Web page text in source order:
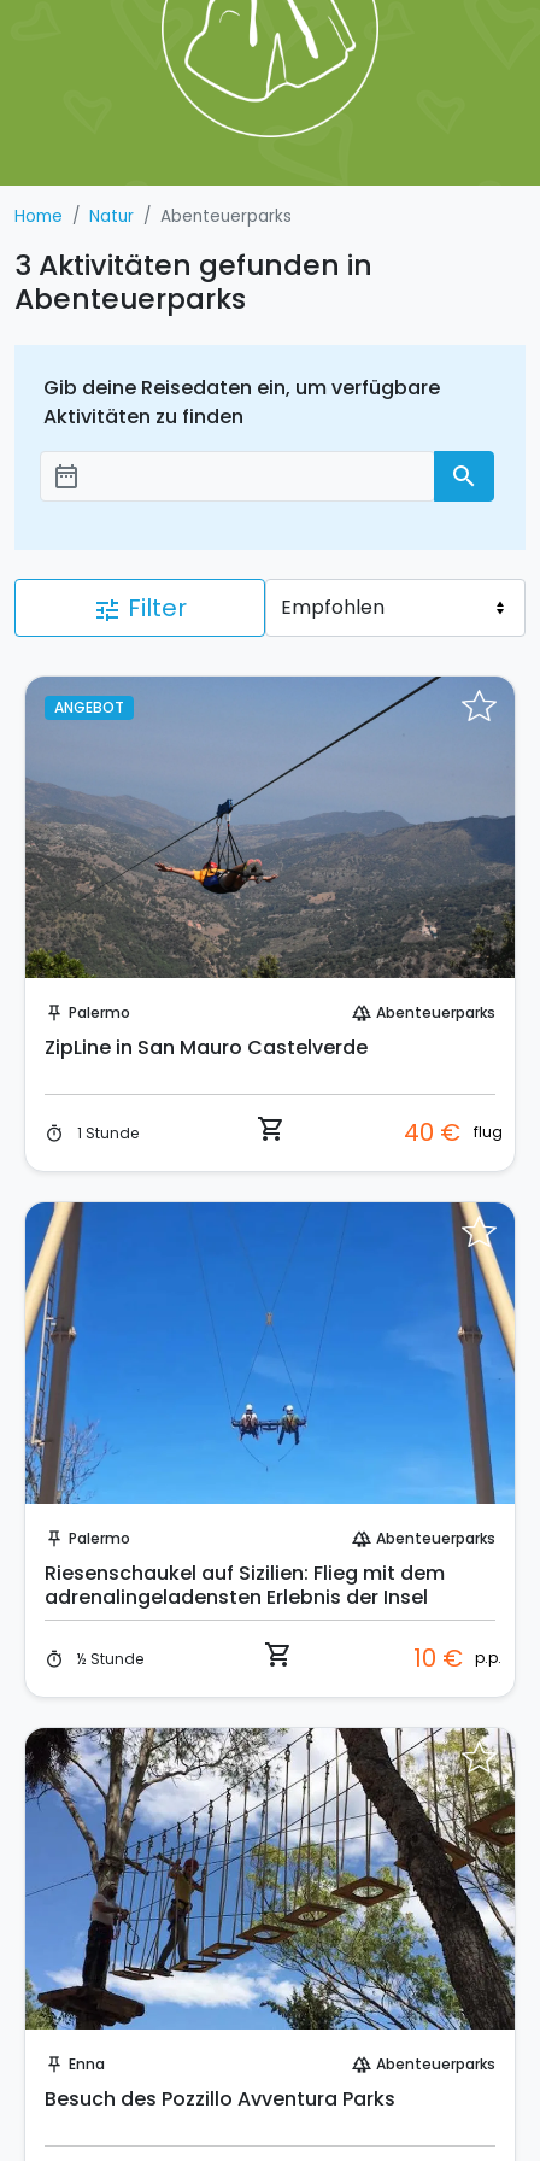
Home Natur Abenteuerparks
3 Aktivitäten gefunden in
Abenteuerparks
Gib deine Reisedaten ein, um verfügbare
Aktivitäten zu finden
Добавить даты
date_range search
tune Filter
ANGEBOT
push_pin Palermo forest Abenteuerparks
ZipLine in San Mauro Castelverde
timer 1 Stunde shopping_cart 40 € flug
push_pin Palermo forest Abenteuerparks
Riesenschaukel auf Sizilien: Flieg mit dem
adrenalingeladensten Erlebnis der Insel
timer ½ Stunde shopping_cart 10 € p.p.
push_pin Enna forest Abenteuerparks
Besuch des Pozzillo Avventura Parks